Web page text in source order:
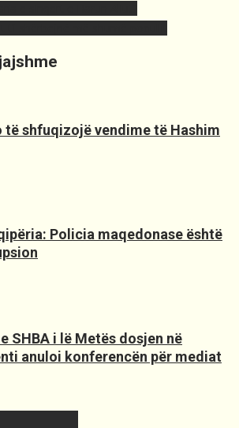
të shfuqizojë vendime të Hashim
Policia maqedonase është
SHBA i lë Metës dosjen në
anuloi konferencën për mediat